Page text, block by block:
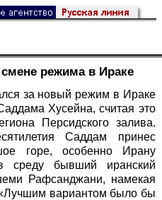
смене режима в Ираке
за новый режим в Ираке
Хусейна, считая это
Персидского залива.
Саддам принес
горе, особенно Ирану
бывший иранский
Рафсанджани, намекая
вариантом было бы